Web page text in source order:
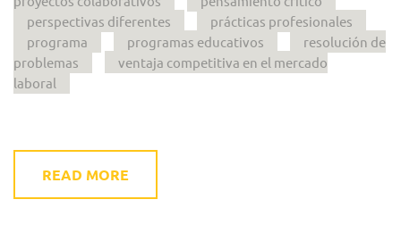
perspectivas diferentes
prácticas profesionales
programa
programas educativos
resolución de
problemas
ventaja competitiva en el mercado
laboral
READ MORE